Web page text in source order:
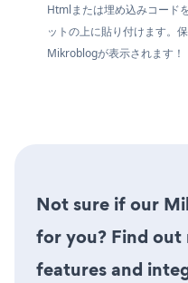
Htmlまたは埋め込みコード
ットの上に貼り付けます。
Mikroblogが表示されます！
Not sure if our
for you? Find
features and